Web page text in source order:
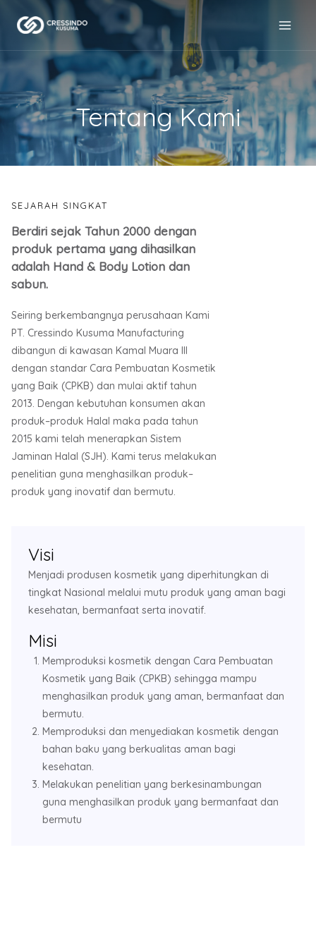
Tentang Kami
SEJARAH SINGKAT
Berdiri sejak Tahun 2000 dengan
produk pertama yang dihasilkan
adalah Hand & Body Lotion dan
sabun.
Seiring berkembangnya perusahaan Kami
PT. Cressindo Kusuma Manufacturing
dibangun di kawasan Kamal Muara III
dengan standar Cara Pembuatan Kosmetik
yang Baik (CPKB) dan mulai aktif tahun
2013. Dengan kebutuhan konsumen akan
produk–produk Halal maka pada tahun
2015 kami telah menerapkan Sistem
Jaminan Halal (SJH). Kami terus melakukan
penelitian guna menghasilkan produk–
produk yang inovatif dan bermutu.
Visi
Menjadi produsen kosmetik yang diperhitungkan di
tingkat Nasional melalui mutu produk yang aman bagi
kesehatan, bermanfaat serta inovatif.
Misi
Memproduksi kosmetik dengan Cara Pembuatan
Kosmetik yang Baik (CPKB) sehingga mampu
menghasilkan produk yang aman, bermanfaat dan
bermutu.
Memproduksi dan menyediakan kosmetik dengan
bahan baku yang berkualitas aman bagi
kesehatan.
Melakukan penelitian yang berkesinambungan
guna menghasilkan produk yang bermanfaat dan
bermutu